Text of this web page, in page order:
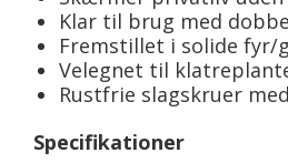
Klar til brug med
Fremstillet i solide fyr/
Velegnet til
Rustfrie slagskruer
Specifikationer